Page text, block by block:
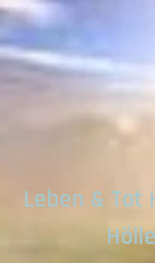
Leben & Tot